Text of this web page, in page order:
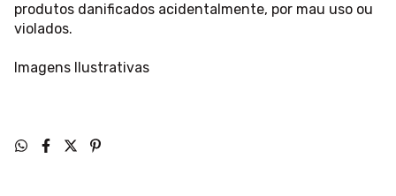
produtos danificados acidentalmente, por mau uso ou
violados.
Imagens Ilustrativas